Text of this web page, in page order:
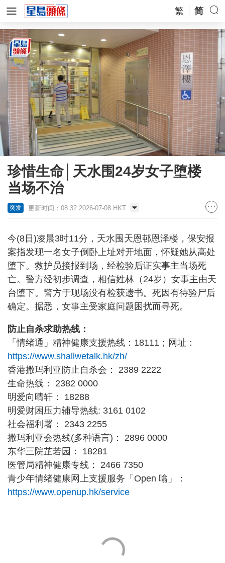
繁 简
珍惜生命│天水围24岁女子堕楼
当场不治
突发 更新时间：08:32 2026-07-08 HKT
今(8日)凌晨3时11分，天水围天恩邨恩泽楼，保安报
案指发现一名女子倒卧上址对开地面，怀疑她从高处
堕下。救护员接报到场，经检验后证实事主当场死
亡。警方经初步调查，相信姓林（24岁）女事主由天
台堕下。警方于现场没有检获遗书。死因有待验尸后
确定。据悉，女事主受家庭问题困扰而寻死。
防止自杀求助热线：
「情绪通」精神健康支援热线：18111；网址：
https://www.shallwetalk.hk/zh/
香港撒玛利亚防止自杀会： 2389 2222
生命热线： 2382 0000
明爱向晴轩： 18288
明爱财困压力辅导热线: 3161 0102
社会福利署： 2343 2255
撒玛利亚会热线(多种语言)： 2896 0000
东华三院芷若园： 18281
医管局精神健康专线： 2466 7350
青少年情绪健康网上支援服务「Open 噏」：
https://www.openup.hk/service